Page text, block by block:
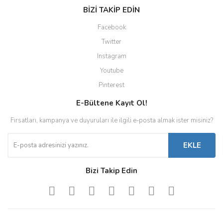
BİZİ TAKİP EDİN
Facebook
Twitter
Instagram
Youtube
Pinterest
E-Bültene Kayıt Ol!
Fırsatları, kampanya ve duyuruları ile ilgili e-posta almak ister misiniz?
EKLE
Bizi Takip Edin